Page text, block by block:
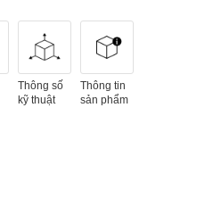
Thông số
kỹ thuật
Thông tin
sản phẩm